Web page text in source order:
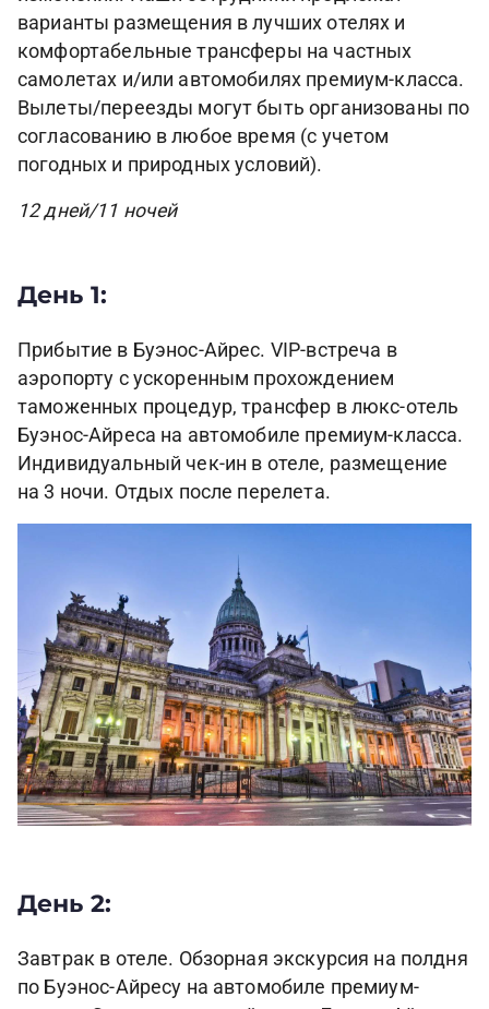
варианты размещения в лучших отелях и
комфортабельные трансферы на частных
самолетах и/или автомобилях премиум-класса.
Вылеты/переезды могут быть организованы по
согласованию в любое время (с учетом
погодных и природных условий).
12 дней/11 ночей
День 1:
Прибытие в Буэнос-Айрес. VIP-встреча в
аэропорту с ускоренным прохождением
таможенных процедур, трансфер в люкс-отель
Буэнос-Айреса на автомобиле премиум-класса.
Индивидуальный чек-ин в отеле, размещение
на 3 ночи. Отдых после перелета.
День 2:
Завтрак в отеле. Обзорная экскурсия на полдня
по Буэнос-Айресу на автомобиле премиум-